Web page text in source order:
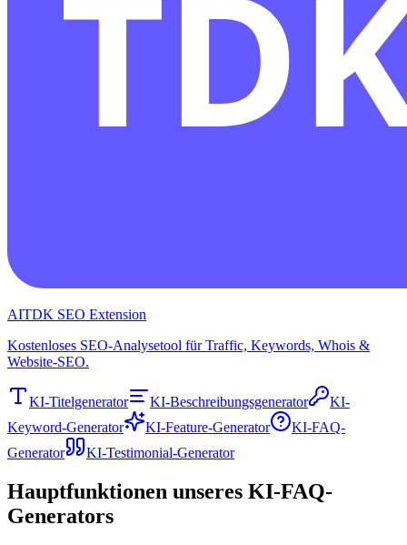
AITDK SEO Extension
Kostenloses SEO-Analysetool für Traffic, Keywords, Whois &
Website-SEO.
KI-Titelgenerator KI-Beschreibungsgenerator
KI-
Keyword-Generator
KI-Feature-Generator
KI-FAQ-
Generator
KI-Testimonial-Generator
Hauptfunktionen unseres KI-FAQ-
Generators